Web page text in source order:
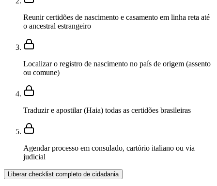
Reunir certidões de nascimento e casamento em linha reta até
o ancestral estrangeiro
Localizar o registro de nascimento no país de origem (assento
ou comune)
Traduzir e apostilar (Haia) todas as certidões brasileiras
Agendar processo em consulado, cartório italiano ou via
judicial
Liberar checklist completo de cidadania